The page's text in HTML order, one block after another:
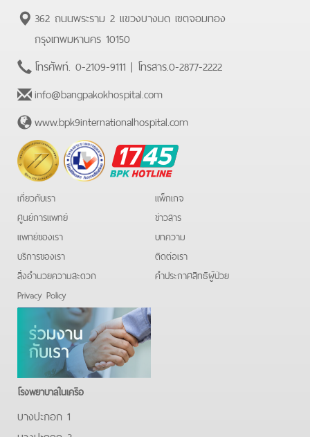
362 ถนนพระราม 2 แขวงบางมด เขตจอมทอง
กรุงเทพมหานคร 10150
โทรศัพท์. 0-2109-9111 | โทรสาร.0-2877-2222
info@bangpakokhospital.com
www.bpk9internationalhospital.com
BPK
Hotline
เกี่ยวกับเรา
ศูนย์การแพทย์
แพทย์ของเรา
บริการของเรา
สิ่งอำนวยความสะดวก
Privacy Policy
แพ็กเกจ
ข่าวสาร
บทความ
ติดต่อเรา
คําประกาศสิทธิผู้ป่วย
โรงพยาบาลในเครือ
บางปะกอก 1